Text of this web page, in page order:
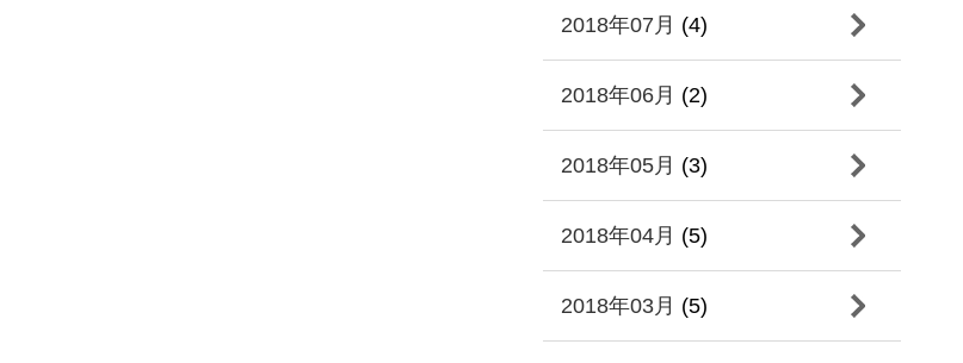
2018年07月 (4)
2018年06月 (2)
2018年05月 (3)
2018年04月 (5)
2018年03月 (5)